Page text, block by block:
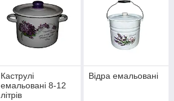
Каструлі
емальовані 8-12
літрів
Відра емальовані